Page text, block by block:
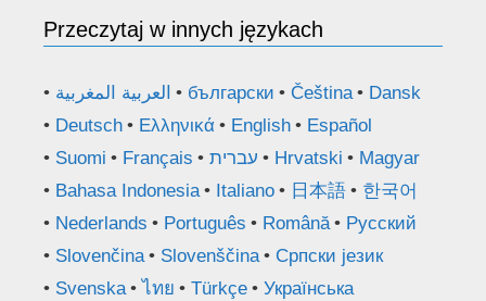
Przeczytaj w innych językach
العربية المغربية български Čeština
Dansk
Deutsch
Ελληνικά English
Español
Suomi
Français עברית Hrvatski
Magyar
Bahasa Indonesia
Italiano 日本語
한국어
Nederlands
Português Română
Русский
Slovenčina
Slovenščina
Српски језик
Svenska
ไทย Türkçe
Українська